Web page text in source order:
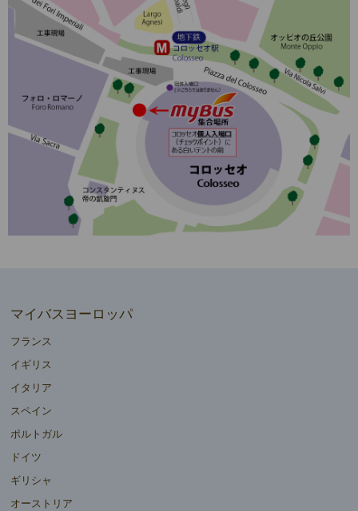
マイバスヨーロッパ
フランス
イギリス
イタリア
スペイン
ポルトガル
ドイツ
ギリシャ
オーストリア